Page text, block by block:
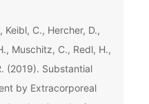
C., Hercher, D.,
Muschitz, C., Redl, H.,
(2019). Substantial
by Extracorporeal